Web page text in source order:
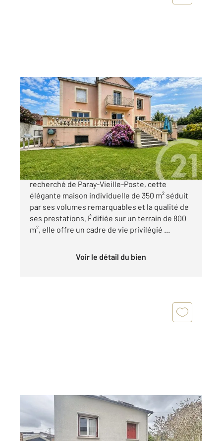
PARAY VIEILLE POSTE 91
352,14 m 2
, 8 pièces
Ref : 3420
Maison à vendre
1 560 000 €
Située dans un environnement résidentiel
recherché de Paray-Vieille-Poste, cette
élégante maison individuelle de 350 m² séduit
par ses volumes remarquables et la qualité de
ses prestations. Édifiée sur un terrain de 800
m², elle offre un cadre de vie privilégié ...
Voir le détail du bien
PARAY VIEILLE POSTE 91
, 4 pièces
Ref : 3619